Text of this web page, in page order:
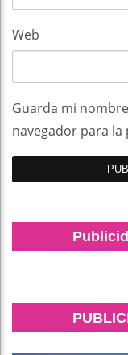
Web
Guarda mi
navegador para la